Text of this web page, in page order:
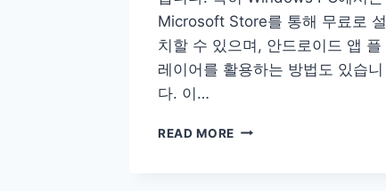
Microsoft Store를 통해 무료로 설
치할 수 있으며, 안드로이드 앱 플
레이어를 활용하는 방법도 있습니
다. 이…
READ MORE 이